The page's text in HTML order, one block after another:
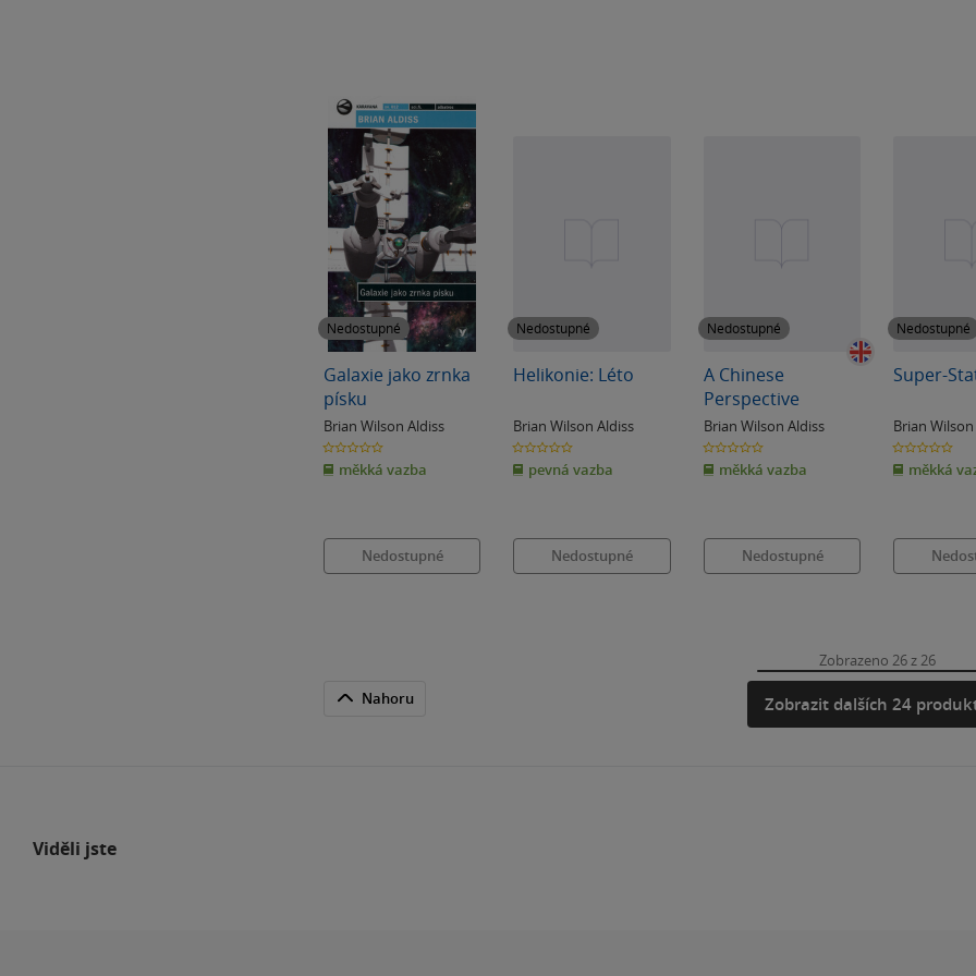
Nedostupné
Galaxie jako zrnka
písku
Brian Wilson Aldiss
0.0
z
5
hvězdiček
měkká vazba
Nedostupné
Nedostupné
Helikonie: Léto
Brian Wilson Aldiss
0.0
z
5
hvězdiček
pevná vazba
Nedostupné
Nedostupné
A Chinese
Perspective
Brian Wilson Aldiss
0.0
z
5
hvězdiček
měkká vazba
Nedostupné
Nedostupné
Super-
Brian
0.0
z
5
hvězdiček
měkká
Nahoru
Zobrazeno 26 z 26
Zobrazit dalších 24
Viděli jste